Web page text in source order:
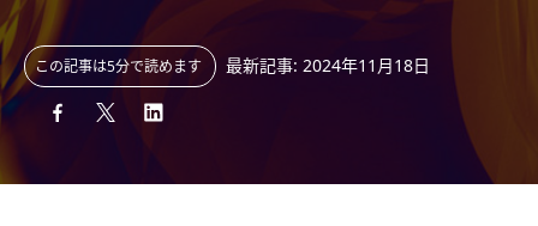
この記事は5分で読めます 最新記事: 2024年11月18日